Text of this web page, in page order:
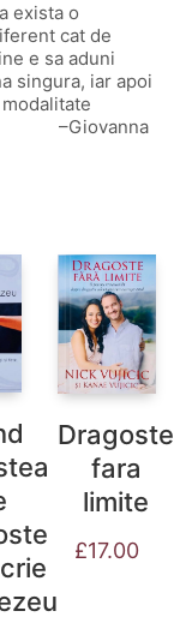
exista o
cat de
e sa aduni
singura, iar apoi
–Giovanna
Dragoste
fara
limite
£17.00